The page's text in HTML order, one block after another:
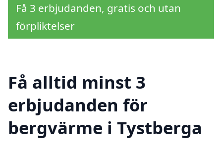
Få 3 erbjudanden, gratis och utan
förpliktelser
Få alltid minst 3
erbjudanden för
bergvärme i Tystberga